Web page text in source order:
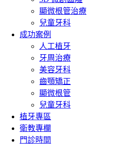
顯微根管治療
兒童牙科
成功案例
人工植牙
牙周治療
美容牙科
齒顎矯正
顯微根管
兒童牙科
植牙專區
衛教專欄
門診時間